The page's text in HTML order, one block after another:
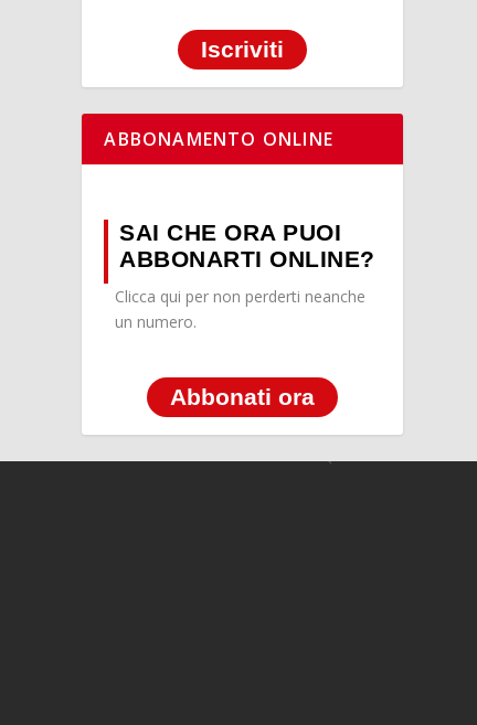
Iscriviti
ABBONAMENTO ONLINE
SAI CHE ORA PUOI
ABBONARTI ONLINE?
Clicca qui per non perderti neanche
un numero.
Abbonati ora